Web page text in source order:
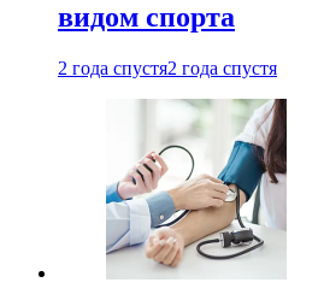
видом спорта
2 года спустя2 года спустя